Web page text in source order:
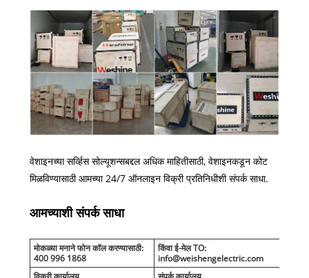
वेशाइनच्या सर्व्हिस सोल्यूशन्सबद्दल अधिक माहितीसाठी, वेशाइनकडून कोट
मिळविण्यासाठी आमच्या 24/7 ऑनलाइन विक्री प्रतिनिधीशी संपर्क साधा.
आमच्याशी संपर्क साधा
मोकळ्या मनाने फोन कॉल करण्यासाठी:
400 996 1868
किंवा ई-मेल TO:
info@weishengelectric.com